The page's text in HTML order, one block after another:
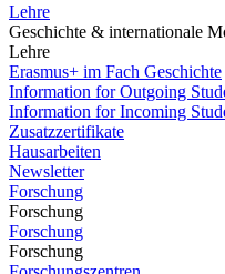
Lehre
Geschichte & internationale
Lehre
Erasmus+ im Fach Geschichte
Information for Outgoing
Information for Incoming
Zusatzzertifikate
Hausarbeiten
Newsletter
Forschung
Forschung
Forschung
Forschung